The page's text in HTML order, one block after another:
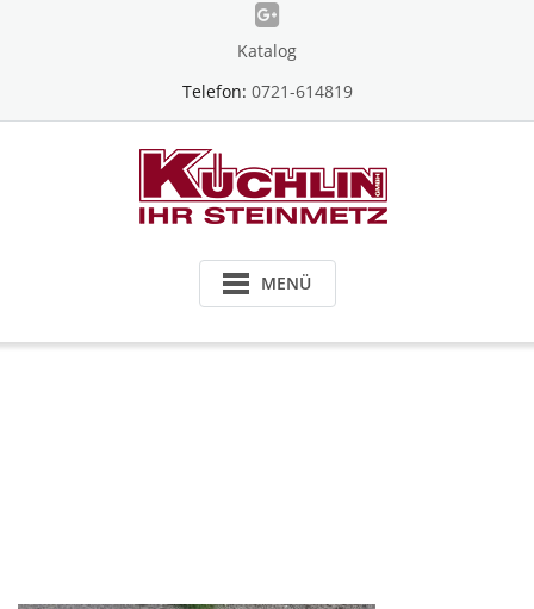
Katalog
Telefon: 0721-614819
MENÜ